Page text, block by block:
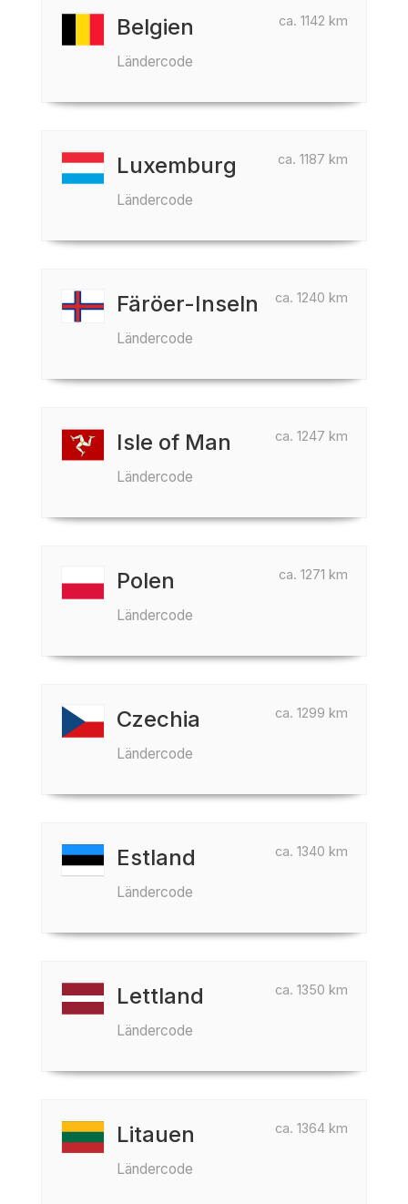
ca. 1142 km
Belgien
Ländercode
ca. 1187 km
Luxemburg
Ländercode
ca. 1240 km
Färöer-Inseln
Ländercode
ca. 1247 km
Isle of Man
Ländercode
ca. 1271 km
Polen
Ländercode
ca. 1299 km
Czechia
Ländercode
ca. 1340 km
Estland
Ländercode
ca. 1350 km
Lettland
Ländercode
ca. 1364 km
Litauen
Ländercode